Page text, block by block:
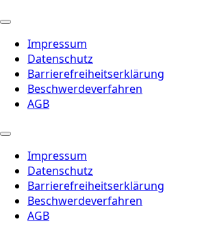
Impressum
Datenschutz
Barrierefreiheitserklärung
Beschwerdeverfahren
AGB
Impressum
Datenschutz
Barrierefreiheitserklärung
Beschwerdeverfahren
AGB